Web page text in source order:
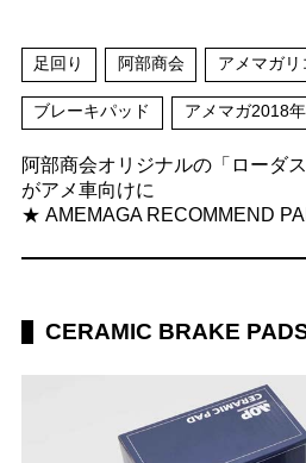
足回り 阿部商会 アメマガ
ブレーキパッド アメマガ2018
阿部商会オリジナルの「ローダ
がアメ車向けに
★ AMEMAGA RECOMMEND
CERAMIC BRAKE